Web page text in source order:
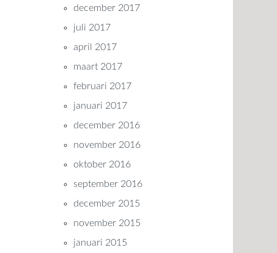
december 2017
juli 2017
april 2017
maart 2017
februari 2017
januari 2017
december 2016
november 2016
oktober 2016
september 2016
december 2015
november 2015
januari 2015